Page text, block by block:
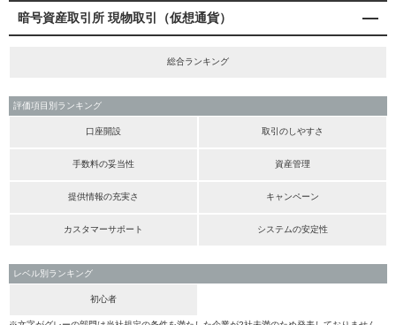
暗号資産取引所 現物取引（仮想通貨）
総合ランキング
評価項目別ランキング
口座開設 取引のしやすさ
手数料の妥当性 資産管理
提供情報の充実さ キャンペーン
カスタマーサポート システムの安定性
レベル別ランキング
初心者